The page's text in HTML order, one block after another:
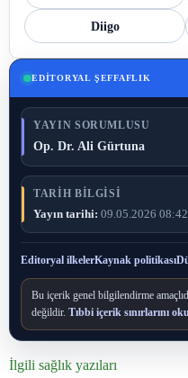
Diigo
EDITORYAL ŞEFFAFLIK
YAYIN SORUMLUSU
Op. Dr. Ali Gürtuna
TARIH BILGISI
Yayın tarihi: 09.05.2026 08:42
Editoryal ilkelerKaynak politikası
Bu içerik genel bilgilendirme
değildir. Tıbbi içerik sınırlarını
İlgili sağlık yazıları